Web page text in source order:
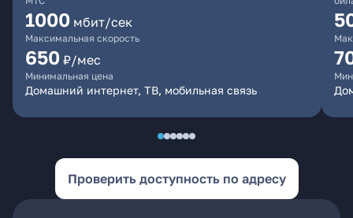
1000 мбит/сек
Максимальная скорость
650 ₽/мес
Минимальная цена
Домашний интернет, ТВ, мобильная связь
Проверить доступность по адресу